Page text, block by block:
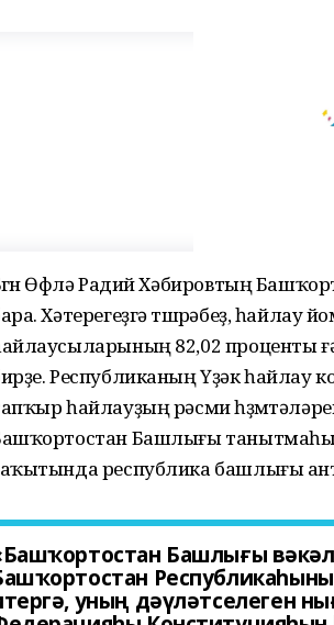
Өфөлә Радий Хәбировтың
Хәтерегеҙгә төшөрәбеҙ,
82,02 проценты
Республиканың Үҙәк һайлау
һайлауҙың рәсми
Башлығы
республика башлығы
Башлығы
уның дәүләтселеген